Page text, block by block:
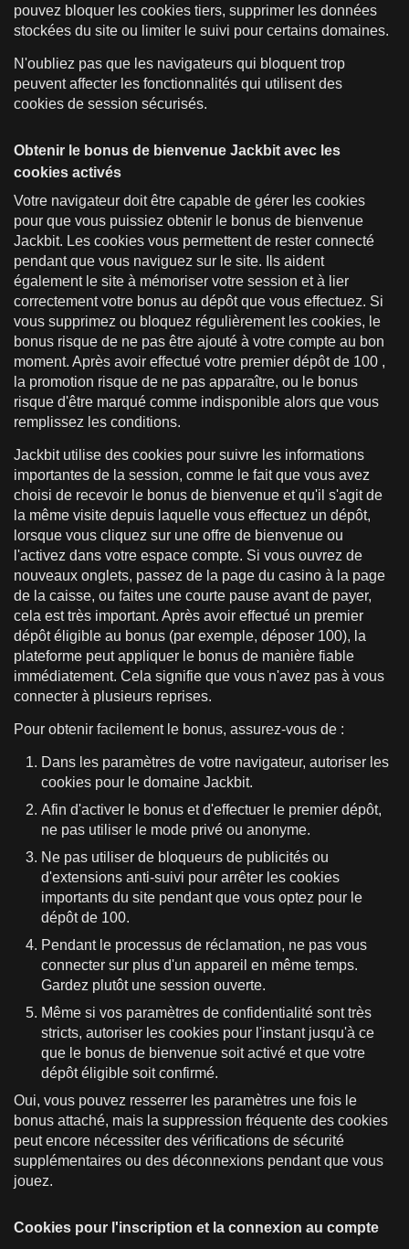
pouvez bloquer les cookies tiers, supprimer les données
stockées du site ou limiter le suivi pour certains domaines.
N'oubliez pas que les navigateurs qui bloquent trop
peuvent affecter les fonctionnalités qui utilisent des
cookies de session sécurisés.
Obtenir le bonus de bienvenue Jackbit avec les
cookies activés
Votre navigateur doit être capable de gérer les cookies
pour que vous puissiez obtenir le bonus de bienvenue
Jackbit. Les cookies vous permettent de rester connecté
pendant que vous naviguez sur le site. Ils aident
également le site à mémoriser votre session et à lier
correctement votre bonus au dépôt que vous effectuez. Si
vous supprimez ou bloquez régulièrement les cookies, le
bonus risque de ne pas être ajouté à votre compte au bon
moment. Après avoir effectué votre premier dépôt de 100 ,
la promotion risque de ne pas apparaître, ou le bonus
risque d'être marqué comme indisponible alors que vous
remplissez les conditions.
Jackbit utilise des cookies pour suivre les informations
importantes de la session, comme le fait que vous avez
choisi de recevoir le bonus de bienvenue et qu'il s'agit de
la même visite depuis laquelle vous effectuez un dépôt,
lorsque vous cliquez sur une offre de bienvenue ou
l'activez dans votre espace compte. Si vous ouvrez de
nouveaux onglets, passez de la page du casino à la page
de la caisse, ou faites une courte pause avant de payer,
cela est très important. Après avoir effectué un premier
dépôt éligible au bonus (par exemple, déposer 100), la
plateforme peut appliquer le bonus de manière fiable
immédiatement. Cela signifie que vous n'avez pas à vous
connecter à plusieurs reprises.
Pour obtenir facilement le bonus, assurez-vous de :
Dans les paramètres de votre navigateur, autoriser les
cookies pour le domaine Jackbit.
Afin d'activer le bonus et d'effectuer le premier dépôt,
ne pas utiliser le mode privé ou anonyme.
Ne pas utiliser de bloqueurs de publicités ou
d'extensions anti-suivi pour arrêter les cookies
importants du site pendant que vous optez pour le
dépôt de 100.
Pendant le processus de réclamation, ne pas vous
connecter sur plus d'un appareil en même temps.
Gardez plutôt une session ouverte.
Même si vos paramètres de confidentialité sont très
stricts, autoriser les cookies pour l'instant jusqu'à ce
que le bonus de bienvenue soit activé et que votre
dépôt éligible soit confirmé.
Oui, vous pouvez resserrer les paramètres une fois le
bonus attaché, mais la suppression fréquente des cookies
peut encore nécessiter des vérifications de sécurité
supplémentaires ou des déconnexions pendant que vous
jouez.
Cookies pour l'inscription et la connexion au compte